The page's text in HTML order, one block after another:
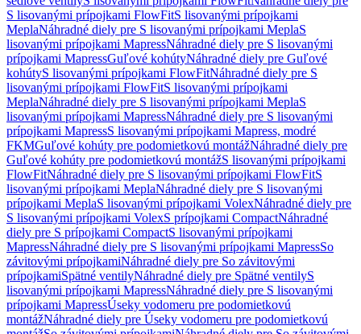
S lisovanými prípojkami FlowFitS lisovanými prípojkami
MeplaNáhradné diely pre S lisovanými prípojkami MeplaS
lisovanými prípojkami MapressNáhradné diely pre S lisovanými
prípojkami MapressGuľové kohútyNáhradné diely pre Guľové
kohútyS lisovanými prípojkami FlowFitNáhradné diely pre S
lisovanými prípojkami FlowFitS lisovanými prípojkami
MeplaNáhradné diely pre S lisovanými prípojkami MeplaS
lisovanými prípojkami MapressNáhradné diely pre S lisovanými
prípojkami MapressS lisovanými prípojkami Mapress, modré
FKMGuľové kohúty pre podomietkovú montážNáhradné diely pre
Guľové kohúty pre podomietkovú montážS lisovanými prípojkami
FlowFitNáhradné diely pre S lisovanými prípojkami FlowFitS
lisovanými prípojkami MeplaNáhradné diely pre S lisovanými
prípojkami MeplaS lisovanými prípojkami VolexNáhradné diely pre
S lisovanými prípojkami VolexS prípojkami CompactNáhradné
diely pre S prípojkami CompactS lisovanými prípojkami
MapressNáhradné diely pre S lisovanými prípojkami MapressSo
závitovými prípojkamiNáhradné diely pre So závitovými
prípojkamiSpätné ventilyNáhradné diely pre Spätné ventilyS
lisovanými prípojkami MapressNáhradné diely pre S lisovanými
prípojkami MapressÚseky vodomeru pre podomietkovú
montážNáhradné diely pre Úseky vodomeru pre podomietkovú